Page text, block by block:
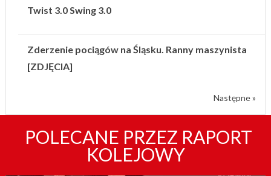
Twist 3.0 Swing 3.0
Zderzenie pociągów na Śląsku. Ranny maszynista
[ZDJĘCIA]
Następne »
POLECANE PRZEZ RAPORT
KOLEJOWY